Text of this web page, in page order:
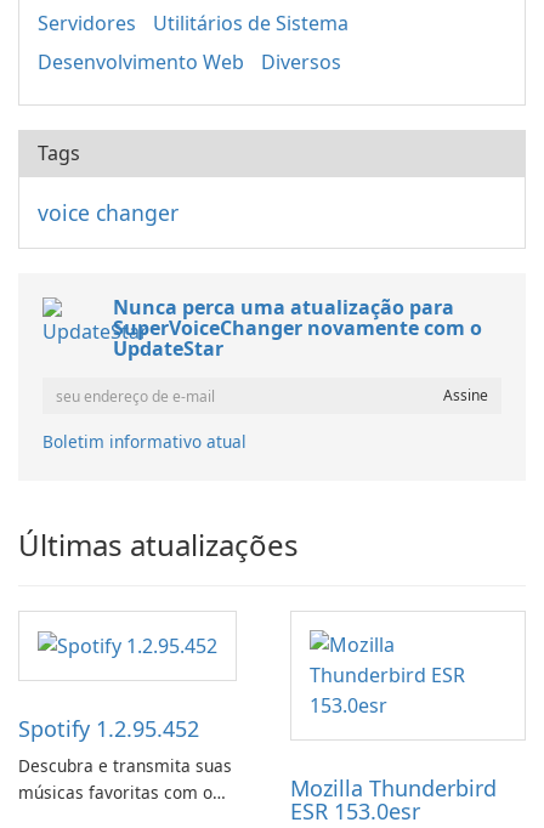
Servidores
Utilitários de Sistema
Desenvolvimento Web
Diversos
Tags
voice changer
Nunca perca uma atualização para
SuperVoiceChanger novamente com o
UpdateStar
Boletim informativo atual
Últimas atualizações
Spotify 1.2.95.452
Descubra e transmita suas
músicas favoritas com o
Mozilla Thunderbird
ESR 153.0esr